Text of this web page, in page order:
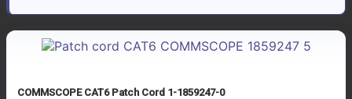
COMMSCOPE CAT6 Patch Cord 1-1859247-0